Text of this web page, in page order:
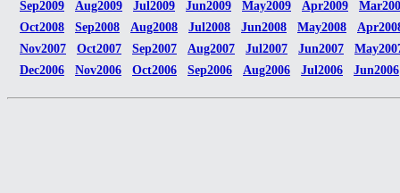
Sep2009
Aug2009 Jul2009 Jun2009 May2009 Apr2009
Oct2008
Sep2008 Aug2008 Jul2008 Jun2008 May2008
Nov2007
Oct2007 Sep2007 Aug2007 Jul2007 Jun2007
Dec2006
Nov2006 Oct2006 Sep2006 Aug2006 Jul2006 Jun2006